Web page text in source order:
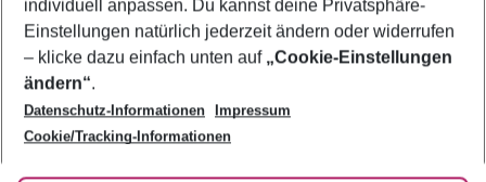
Über uns
AGB
Bestpreisgarantie
Cookie-Einstellungen ändern
Cookie-Richtlinie
Agenturbetreuung
Barrierefreies Reisen
Folge uns
individuell anpassen. Du kannst deine Privatsphäre-
Einstellungen natürlich jederzeit ändern oder widerrufen
– klicke dazu einfach unten auf „Cookie-Einstellungen
ändern“.
Datenschutz-Informationen
Impressum
Cookie/Tracking-Informationen